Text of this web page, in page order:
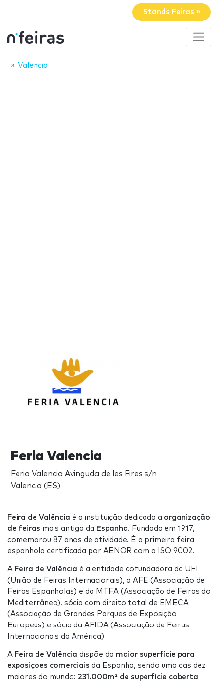
Stands Feiras »
Valencia
Feria Valencia
Feria Valencia Avinguda de les Fires s/n
Valencia (ES)
Feira de Valência é a instituição dedicada a organização
de feiras mais antiga da Espanha. Fundada em 1917,
comemorou 87 anos de atividade. É a primeira feira
espanhola certificada por AENOR com a ISO 9002.
A Feira de Valência é a entidade cofundadora da UFI
(União de Feiras Internacionais), a AFE (Associação de
Feiras Espanholas) e da MTFA (Associação de Feiras do
Mediterrâneo), sócia com direito total de EMECA
(Associação de Grandes Parques de Exposição
Europeus) e sócia da AFIDA (Associação de Feiras
Internacionais da América)
A Feira de Valência dispõe da maior superfície para
exposições comerciais da Espanha, sendo uma das dez
maiores do mundo: 231.000m² de superfície coberta